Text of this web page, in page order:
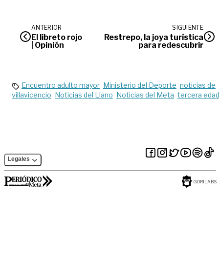
ANTERIOR
El libreto rojo
| Opinión
SIGUIENTE
Restrepo, la joya turística
para redescubrir
Encuentro adulto mayor Ministerio del Deporte noticias de
villavicencio Noticias del Llano Noticias del Meta tercera edad
Legales
GORILABS